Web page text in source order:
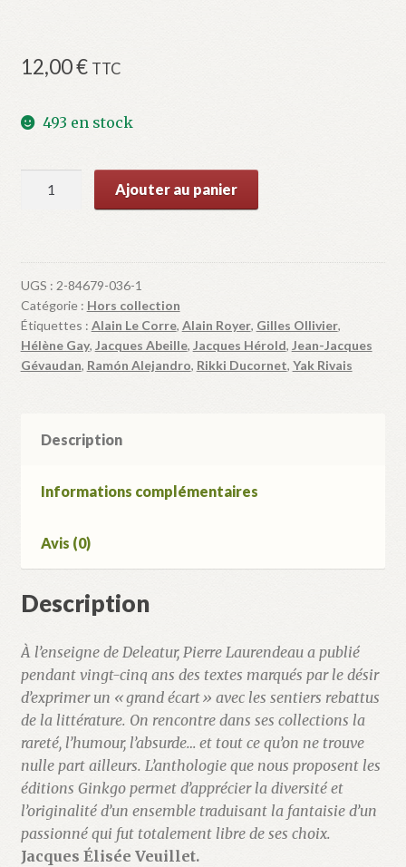
12,00€ TTC
493 en stock
Deleatur
Ajouter au panier
UGS : 2-84679-036-1
Catégorie : Hors collection
Étiquettes : Alain Le Corre, Alain Royer, Gilles Ollivier,
Hélène Gay, Jacques Abeille, Jacques Hérold, Jean-Jacques
Gévaudan, Ramón Alejandro, Rikki Ducornet, Yak Rivais
Description
Informations complémentaires
Avis (0)
Description
À l’enseigne de Deleatur, Pierre Laurendeau a ­publié
pendant vingt-cinq ans des textes marqués par le désir
d’exprimer un « grand écart » avec les sentiers rebattus
de la littérature. On rencontre dans ses collections la
rareté, l’humour, l’absurde… et tout ce qu’on ne trouve
nulle part ailleurs. L’anthologie que nous proposent les
éditions Ginkgo permet d’apprécier la diversité et
l’originalité d’un ensemble traduisant la fantaisie d’un
passionné qui fut totalement ­libre de ses choix.
Jacques Élisée Veuillet.